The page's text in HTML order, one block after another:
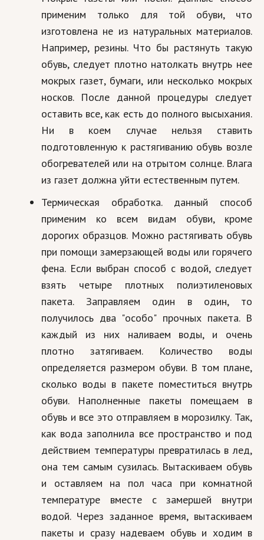
применим только для той обуви, что
изготовлена не из натуральных материалов.
Например, резины. Что бы растянуть такую
обувь, следует плотно натолкать внутрь нее
мокрых газет, бумаги, или несколько мокрых
носков. После данной процедуры следует
оставить все, как есть до полного высыхания.
Ни в коем случае нельзя ставить
подготовленную к растягиванию обувь возле
обогревателей или на отрытом солнце. Влага
из газет должна уйти естественным путем.
Термическая обработка. данный способ
применим ко всем видам обуви, кроме
дорогих образцов. Можно растягивать обувь
при помощи замерзающей воды или горячего
фена. Если выбран способ с водой, следует
взять четыре плотных полиэтиленовых
пакета. Заправляем один в один, то
получилось два "особо" прочных пакета. В
каждый из них наливаем воды, и очень
плотно затягиваем. Количество воды
определяется размером обуви. В том плане,
сколько воды в пакете поместиться внутрь
обуви. Наполненные пакеты помещаем в
обувь и все это отправляем в морозилку. Так,
как вода заполнила все пространство и под
действием температуры превратилась в лед,
она тем самым сузилась. Вытаскиваем обувь
и оставляем на пол часа при комнатной
температуре вместе с замершей внутри
водой. Через заданное время, вытаскиваем
пакеты и сразу надеваем обувь и ходим в